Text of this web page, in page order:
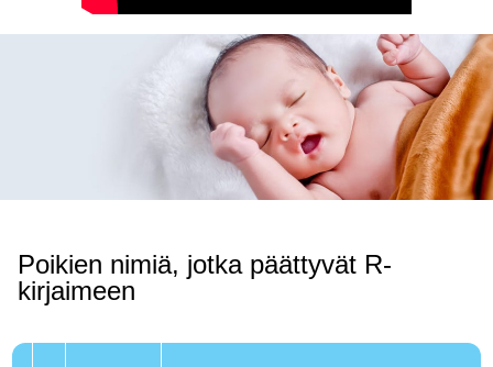
Poikien nimiä, jotka päättyvät R-
kirjaimeen